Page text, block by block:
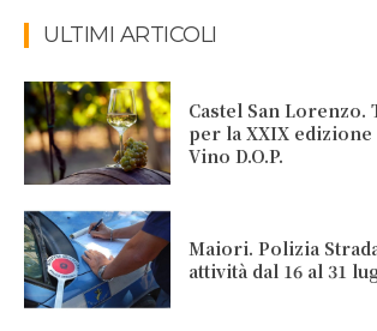
ULTIMI ARTICOLI
Castel San
per la XXIX edizione
Vino D.O.P.
Maiori. Polizia
attività dal 16 al 31